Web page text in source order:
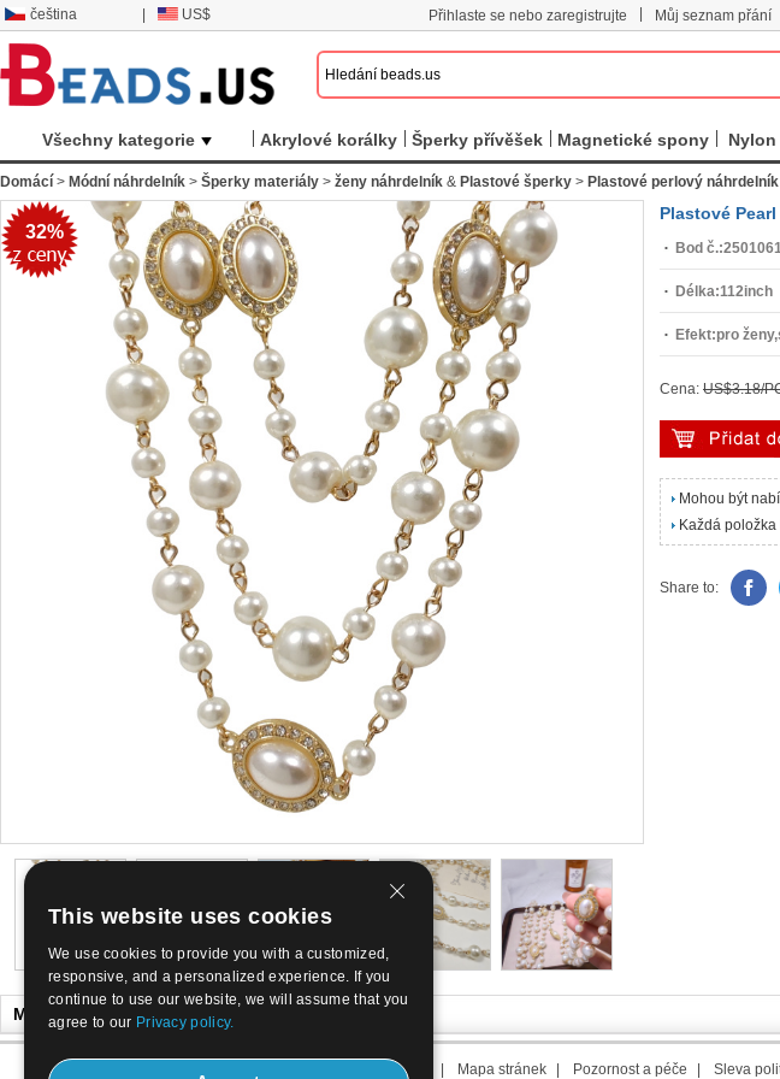
čeština US$ Přihlaste se nebo zaregistrujte Můj seznam přání
Všechny kategorie Akrylové korálky Šperky přívěšek Magnetické spony Nylon
Domácí > Módní náhrdelník > Šperky materiály > ženy náhrdelník & Plastové šperky > Plastové perlový náhrdelník
32%
Plastové
Bod č.:
Délka:112inch
Efekt:pro
Cena: US$3.18/
Mohou být
Každá
Share to:
Může se Vám líbit
Termín nás Mapa stránek Pozornost a péče Sleva
This website uses cookies
We use cookies to provide you with a customized,
responsive, and a personalized experience. If you
continue to use our website, we will assume that you
agree to our Privacy policy.